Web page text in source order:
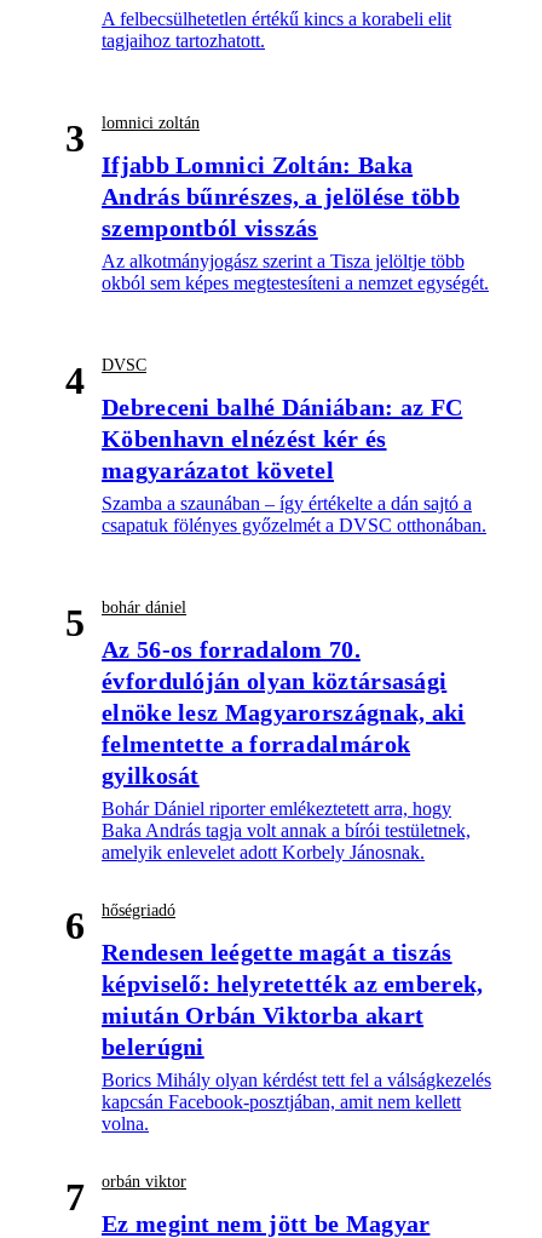
A felbecsülhetetlen értékű kincs a korabeli elit
tagjaihoz tartozhatott.
3 lomnici zoltán
Ifjabb Lomnici Zoltán: Baka
András bűnrészes, a jelölése több
szempontból visszás
Az alkotmányjogász szerint a Tisza jelöltje több
okból sem képes megtestesíteni a nemzet egységét.
4 DVSC
Debreceni balhé Dániában: az FC
Köbenhavn elnézést kér és
magyarázatot követel
Szamba a szaunában – így értékelte a dán sajtó a
csapatuk fölényes győzelmét a DVSC otthonában.
5 bohár dániel
Az 56-os forradalom 70.
évfordulóján olyan köztársasági
elnöke lesz Magyarországnak, aki
felmentette a forradalmárok
gyilkosát
Bohár Dániel riporter emlékeztetett arra, hogy
Baka András tagja volt annak a bírói testületnek,
amelyik enlevelet adott Korbely Jánosnak.
6 hőségriadó
Rendesen leégette magát a tiszás
képviselő: helyretették az emberek,
miután Orbán Viktorba akart
belerúgni
Borics Mihály olyan kérdést tett fel a válságkezelés
kapcsán Facebook-posztjában, amit nem kellett
volna.
7 orbán viktor
Ez megint nem jött be Magyar